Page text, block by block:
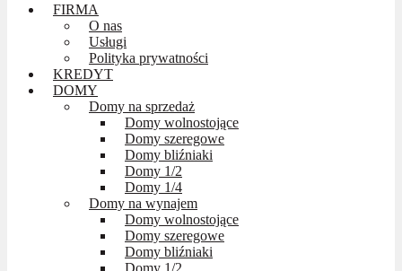
FIRMA
O nas
Usługi
Polityka prywatności
KREDYT
DOMY
Domy na sprzedaż
Domy wolnostojące
Domy szeregowe
Domy bliźniaki
Domy 1/2
Domy 1/4
Domy na wynajem
Domy wolnostojące
Domy szeregowe
Domy bliźniaki
Domy 1/2